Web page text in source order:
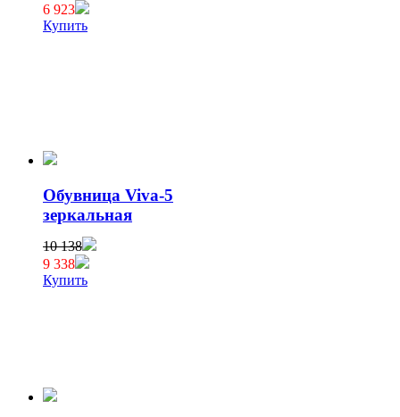
6 923
Купить
Обувница Viva-5
зеркальная
10 138
9 338
Купить